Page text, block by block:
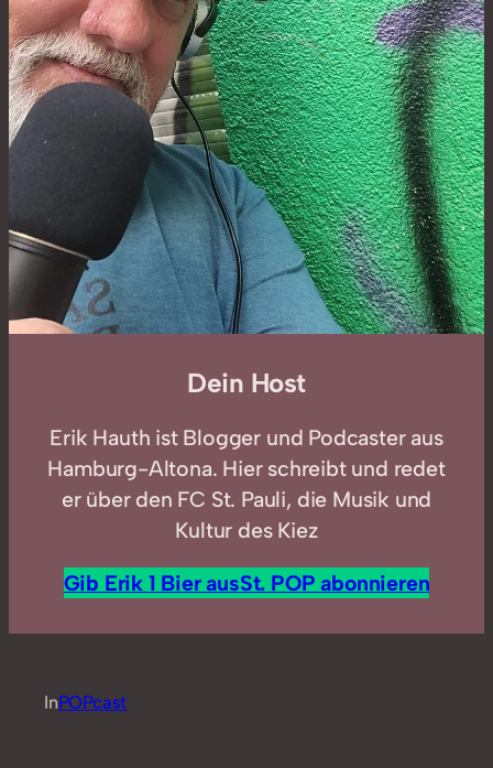
Dein Host
Erik Hauth ist Blogger und Podcaster aus
Hamburg-Altona. Hier schreibt und redet
er über den FC St. Pauli, die Musik und
Kultur des Kiez
Gib Erik 1 Bier ausSt. POP abonnieren
InPOPcast